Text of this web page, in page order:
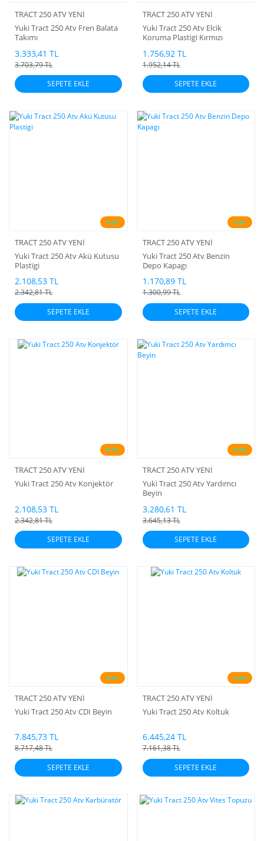
TRACT 250 ATV YENİ
Yuki Tract 250 Atv Fren Balata
Takımı
3.333,41 TL
3.703,79 TL
SEPETE EKLE
TRACT 250 ATV YENİ
Yuki Tract 250 Atv Elcik
Koruma Plastigi Kırmızı
1.756,92 TL
1.952,14 TL
SEPETE EKLE
%10
TRACT 250 ATV YENİ
Yuki Tract 250 Atv Akü Kutusu
Plastigi
2.108,53 TL
2.342,81 TL
SEPETE EKLE
%10
TRACT 250 ATV YENİ
Yuki Tract 250 Atv Benzin
Depo Kapagı
1.170,89 TL
1.300,99 TL
SEPETE EKLE
%10
TRACT 250 ATV YENİ
Yuki Tract 250 Atv Konjektör
2.108,53 TL
2.342,81 TL
SEPETE EKLE
%10
TRACT 250 ATV YENİ
Yuki Tract 250 Atv Yardımcı
Beyin
3.280,61 TL
3.645,13 TL
SEPETE EKLE
%10
TRACT 250 ATV YENİ
Yuki Tract 250 Atv CDI Beyin
7.845,73 TL
8.717,48 TL
SEPETE EKLE
%10
TRACT 250 ATV YENİ
Yuki Tract 250 Atv Koltuk
6.445,24 TL
7.161,38 TL
SEPETE EKLE